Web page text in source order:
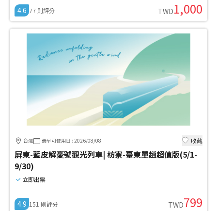
4.6 77 則評分 TWD1,000
台灣 最早可使用日 : 2026/08/08 收藏
屏東-藍皮解憂號觀光列車| 枋寮-臺東單趟超值版(5/1-
9/30)
立即出票
4.9 151 則評分 TWD799